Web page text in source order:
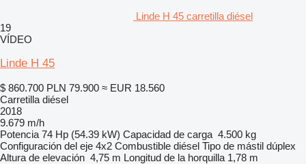
Linde H 45 carretilla diésel
19
VÍDEO
Linde H 45
$ 860.700 PLN 79.900 ≈ EUR 18.560
Carretilla diésel
2018
9.679 m/h
Potencia 74 Hp (54.39 kW) Capacidad de carga 4.500 kg
Configuración del eje 4x2 Combustible diésel Tipo de mástil dúplex
Altura de elevación 4,75 m Longitud de la horquilla 1,78 m